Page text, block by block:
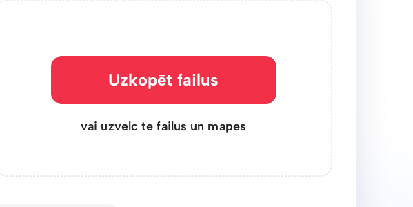
Uzkopēt failus
vai uzvelc te failus un mapes